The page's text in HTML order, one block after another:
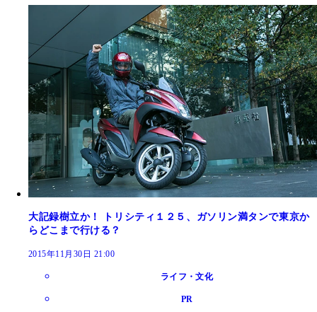
大記録樹立か！ トリシティ１２５、ガソリン満タンで東京か
らどこまで行ける？
2015年11月30日 21:00
ライフ・文化
PR